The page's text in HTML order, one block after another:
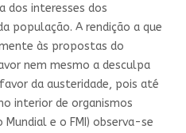
dos interesses dos
população. A rendição a que
às propostas do
nem mesmo a desculpa
da austeridade, pois até
interior de organismos
e o FMI) observa-se